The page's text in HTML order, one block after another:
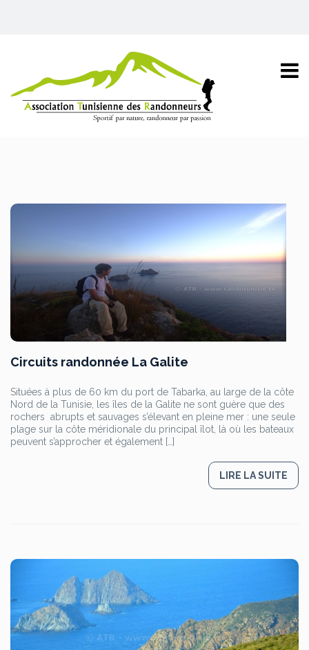
Circuits randonnée La Galite
Situées à plus de 60 km du port de Tabarka, au large de la côte
Nord de la Tunisie, les îles de la Galite ne sont guère que des
rochers abrupts et sauvages s’élevant en pleine mer : une seule
plage sur la côte méridionale du principal îlot, là où les bateaux
peuvent s’approcher et également […]
LIRE LA SUITE